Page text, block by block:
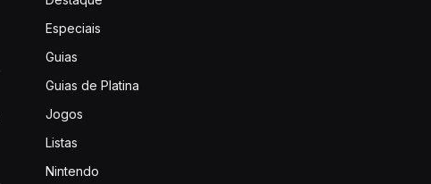
Especiais
Guias
Guias de Platina
Jogos
Listas
Nintendo